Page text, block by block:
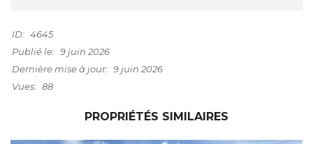
ID: 4645
Publié le: 9 juin 2026
Dernière mise à jour: 9 juin 2026
Vues: 88
PROPRIÉTÉS SIMILAIRES